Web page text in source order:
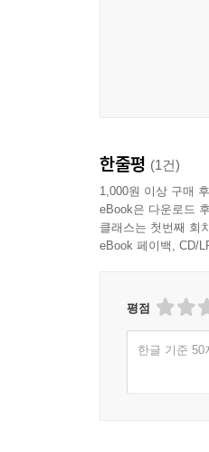
한줄평 (1건)
1,000원 이상 구매
eBook은 다운로드
클래스는 첫번째 회
eBook 페이백, CD/
평점
한글 기준 50